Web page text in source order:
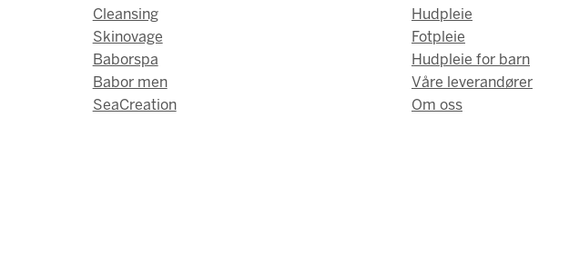
Cleansing
Skinovage
Baborspa
Babor men
SeaCreation
Hudpleie
Fotpleie
Hudpleie for barn
Våre leverandører
Om oss